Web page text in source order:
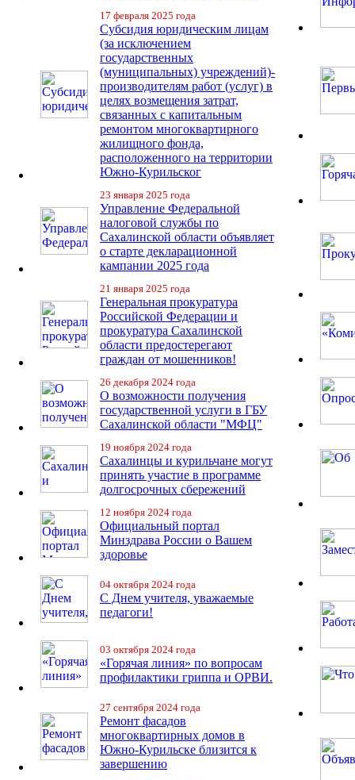
17 февраля 2025 года
Субсидия юридическим лицам
(за исключением
государственных
(муниципальных) учреждений)-
производителям работ (услуг) в
целях возмещения затрат,
связанных с капитальным
ремонтом многоквартирного
жилищного фонда,
расположенного на территории
Южно-Курильског
23 января 2025 года
Управление Федеральной
налоговой службы по
Сахалинской области объявляет
о старте декларационной
кампании 2025 года
21 января 2025 года
Генеральная прокуратура
Российской Федерации и
прокуратура Сахалинской
области предостерегают
граждан от мошенников!
26 декабря 2024 года
О возможности получения
государственной услуги в ГБУ
Сахалинской области "МФЦ"
19 ноября 2024 года
Сахалинцы и курильчане могут
принять участие в программе
долгосрочных сбережений
12 ноября 2024 года
Официальный портал
Минздрава России о Вашем
здоровье
04 октября 2024 года
С Днем учителя, уважаемые
педагоги!
03 октября 2024 года
«Горячая линия» по вопросам
профилактики гриппа и ОРВИ.
27 сентября 2024 года
Ремонт фасадов
многоквартирных домов в
Южно-Курильске близится к
завершению